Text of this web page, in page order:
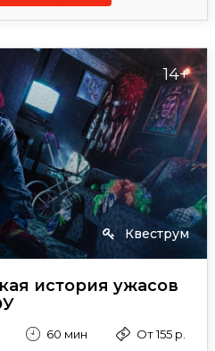
14+
Квеструм
история ужасов
60 мин
От 155 р.